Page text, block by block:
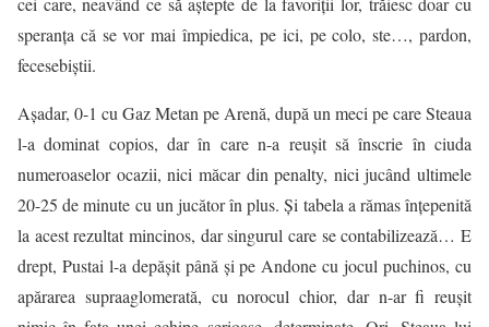
speranța că se vor mai împiedica, pe ici, pe colo, ste…, pardon,
fecesebiștii.
Așadar, 0-1 cu Gaz Metan pe Arenă, după un meci pe care Steaua
l-a dominat copios, dar în care n-a reușit să înscrie în ciuda
numeroaselor ocazii, nici măcar din penalty, nici jucând ultimele
20-25 de minute cu un jucător în plus. Și tabela a rămas înțepenită
la acest rezultat mincinos, dar singurul care se contabilizează… E
drept, Pustai l-a depășit până și pe Andone cu jocul puchinos, cu
apărarea supraaglomerată, cu norocul chior, dar n-ar fi reușit